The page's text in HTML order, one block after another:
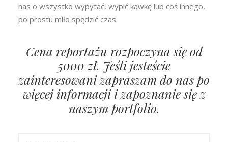
nas o wszystko wypytać, wypić kawkę lub coś innego,
po prostu miło spędzić czas.
Cena reportażu rozpoczyna się od
5000 zł. Jeśli jesteście
zainteresowani zapraszam do nas po
więcej informacji i zapoznanie się z
naszym portfolio.